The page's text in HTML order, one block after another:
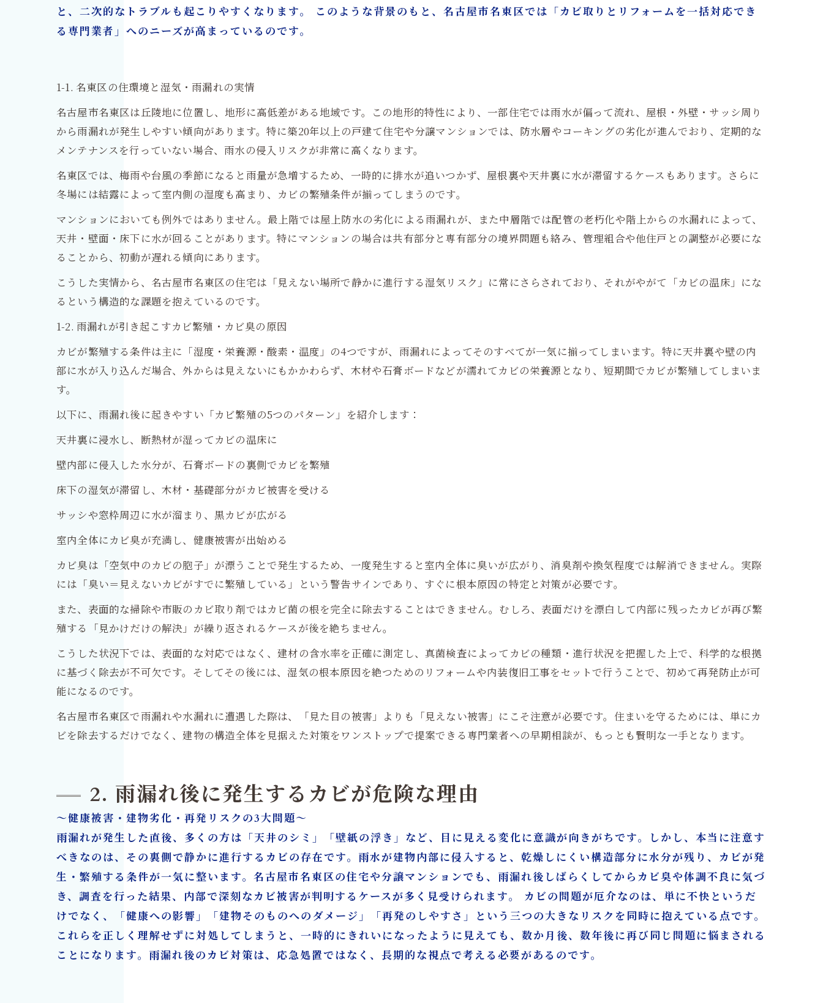
と、二次的なトラブルも起こりやすくなります。 このような背景のもと、名古屋市名東区では「カビ取りとリフォームを一括対応でき
る専門業者」へのニーズが高まっているのです。
1-1. 名東区の住環境と湿気・雨漏れの実情
名古屋市名東区は丘陵地に位置し、地形に高低差がある地域です。この地形的特性により、一部住宅では雨水が偏って流れ、屋根・外壁・サッシ周り
から雨漏れが発生しやすい傾向があります。特に築20年以上の戸建て住宅や分譲マンションでは、防水層やコーキングの劣化が進んでおり、定期的な
メンテナンスを行っていない場合、雨水の侵入リスクが非常に高くなります。
名東区では、梅雨や台風の季節になると雨量が急増するため、一時的に排水が追いつかず、屋根裏や天井裏に水が滞留するケースもあります。さらに
冬場には結露によって室内側の湿度も高まり、カビの繁殖条件が揃ってしまうのです。
マンションにおいても例外ではありません。最上階では屋上防水の劣化による雨漏れが、また中層階では配管の老朽化や階上からの水漏れによって、
天井・壁面・床下に水が回ることがあります。特にマンションの場合は共有部分と専有部分の境界問題も絡み、管理組合や他住戸との調整が必要にな
ることから、初動が遅れる傾向にあります。
こうした実情から、名古屋市名東区の住宅は「見えない場所で静かに進行する湿気リスク」に常にさらされており、それがやがて「カビの温床」にな
るという構造的な課題を抱えているのです。
1-2. 雨漏れが引き起こすカビ繁殖・カビ臭の原因
カビが繁殖する条件は主に「湿度・栄養源・酸素・温度」の4つですが、雨漏れによってそのすべてが一気に揃ってしまいます。特に天井裏や壁の内
部に水が入り込んだ場合、外からは見えないにもかかわらず、木材や石膏ボードなどが濡れてカビの栄養源となり、短期間でカビが繁殖してしまいま
す。
以下に、雨漏れ後に起きやすい「カビ繁殖の5つのパターン」を紹介します：
天井裏に浸水し、断熱材が湿ってカビの温床に
壁内部に侵入した水分が、石膏ボードの裏側でカビを繁殖
床下の湿気が滞留し、木材・基礎部分がカビ被害を受ける
サッシや窓枠周辺に水が溜まり、黒カビが広がる
室内全体にカビ臭が充満し、健康被害が出始める
カビ臭は「空気中のカビの胞子」が漂うことで発生するため、一度発生すると室内全体に臭いが広がり、消臭剤や換気程度では解消できません。実際
には「臭い＝見えないカビがすでに繁殖している」という警告サインであり、すぐに根本原因の特定と対策が必要です。
また、表面的な掃除や市販のカビ取り剤ではカビ菌の根を完全に除去することはできません。むしろ、表面だけを漂白して内部に残ったカビが再び繁
殖する「見かけだけの解決」が繰り返されるケースが後を絶ちません。
こうした状況下では、表面的な対応ではなく、建材の含水率を正確に測定し、真菌検査によってカビの種類・進行状況を把握した上で、科学的な根拠
に基づく除去が不可欠です。そしてその後には、湿気の根本原因を絶つためのリフォームや内装復旧工事をセットで行うことで、初めて再発防止が可
能になるのです。
名古屋市名東区で雨漏れや水漏れに遭遇した際は、「見た目の被害」よりも「見えない被害」にこそ注意が必要です。住まいを守るためには、単にカ
ビを除去するだけでなく、建物の構造全体を見据えた対策をワンストップで提案できる専門業者への早期相談が、もっとも賢明な一手となります。
2. 雨漏れ後に発生するカビが危険な理由
～健康被害・建物劣化・再発リスクの3大問題～
雨漏れが発生した直後、多くの方は「天井のシミ」「壁紙の浮き」など、目に見える変化に意識が向きがちです。しかし、本当に注意す
べきなのは、その裏側で静かに進行するカビの存在です。雨水が建物内部に侵入すると、乾燥しにくい構造部分に水分が残り、カビが発
生・繁殖する条件が一気に整います。名古屋市名東区の住宅や分譲マンションでも、雨漏れ後しばらくしてからカビ臭や体調不良に気づ
き、調査を行った結果、内部で深刻なカビ被害が判明するケースが多く見受けられます。 カビの問題が厄介なのは、単に不快というだ
けでなく、「健康への影響」「建物そのものへのダメージ」「再発のしやすさ」という三つの大きなリスクを同時に抱えている点です。
これらを正しく理解せずに対処してしまうと、一時的にきれいになったように見えても、数か月後、数年後に再び同じ問題に悩まされる
ことになります。雨漏れ後のカビ対策は、応急処置ではなく、長期的な視点で考える必要があるのです。